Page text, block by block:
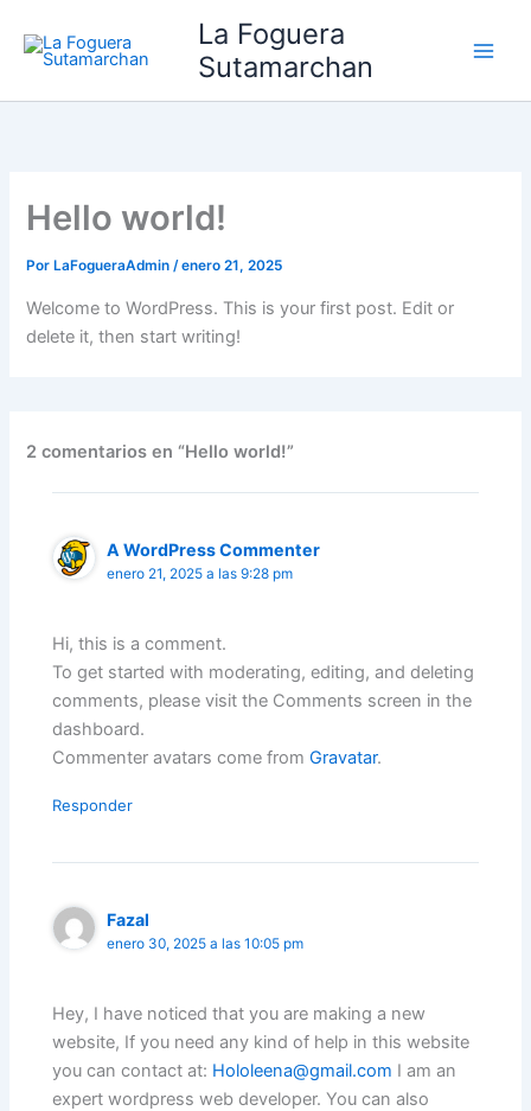
contenido
La Foguera
Sutamarchan
Hello world!
Por LaFogueraAdmin/enero 21, 2025
Welcome to WordPress. This is your first post. Edit or
delete it, then start writing!
2 comentarios en “Hello world!”
A WordPress Commenter
enero 21, 2025 a las 9:28 pm
Hi, this is a comment.
To get started with moderating, editing, and deleting
comments, please visit the Comments screen in the
dashboard.
Commenter avatars come fromGravatar.
Responder
Fazal
enero 30, 2025 a las 10:05 pm
Hey, I have noticed that you are making a new
website, If you need any kind of help in this website
you can contact at: Hololeena@gmail.com I am an
expert wordpress web developer. You can also